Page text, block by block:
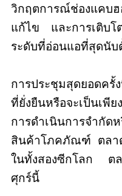
วิกฤตการณ์ช่องแคบฮ
แก้ไข และการเติบโ
ระดับที่อ่อนแอที่สุดนับ
การประชุมสุดยอดครั้
ที่ยั่งยืนหรือจะเป็นเพี
การดำเนินการจำกั
สินค้าโภคภัณฑ์ ตลา
ในทั้งสองซีกโลก ตล
ศุกร์นี้